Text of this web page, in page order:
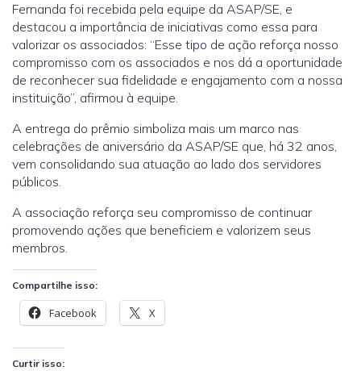
Fernanda foi recebida pela equipe da ASAP/SE, e
destacou a importância de iniciativas como essa para
valorizar os associados: “Esse tipo de ação reforça nosso
compromisso com os associados e nos dá a oportunidade
de reconhecer sua fidelidade e engajamento com a nossa
instituição”, afirmou à equipe.
A entrega do prêmio simboliza mais um marco nas
celebrações de aniversário da ASAP/SE que, há 32 anos,
vem consolidando sua atuação ao lado dos servidores
públicos.
A associação reforça seu compromisso de continuar
promovendo ações que beneficiem e valorizem seus
membros.
Compartilhe isso:
Facebook X
Curtir isso: